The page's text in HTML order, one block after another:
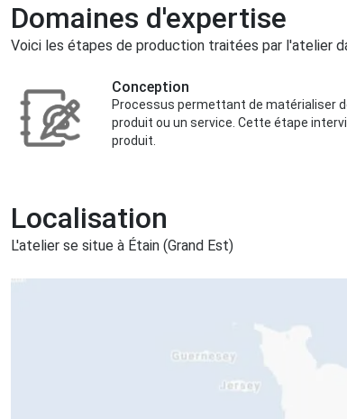
Domaines d'expertise
Voici les étapes de production traitées par l'atelier
Conception
Processus permettant de matérialiser
produit ou un service. Cette étape
produit.
Localisation
L'atelier se situe à Étain (Grand Est)